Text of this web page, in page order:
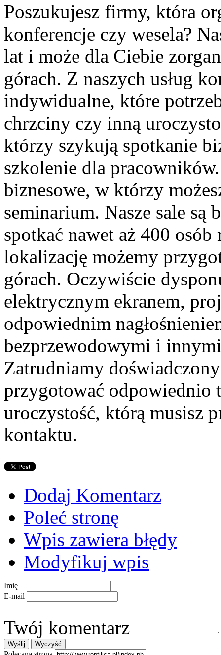
Poszukujesz firmy, która
konferencje czy wesela?
lat i może dla Ciebie
górach. Z naszych usług
indywidualne, które
chrzciny czy inną
którzy szykują spotkanie
szkolenie dla
biznesowe, w którzy
seminarium. Nasze sale są
spotkać nawet aż 400 osób
lokalizację możemy
górach. Oczywiście
elektrycznym ekranem,
odpowiednim
bezprzewodowymi i
Zatrudniamy
przygotować odpowiednio
uroczystość, którą musisz
kontaktu.
Dodaj Komentarz
Poleć stronę
Wpis zawiera błędy
Modyfikuj wpis
Imię
E-mail
Twój komentarz